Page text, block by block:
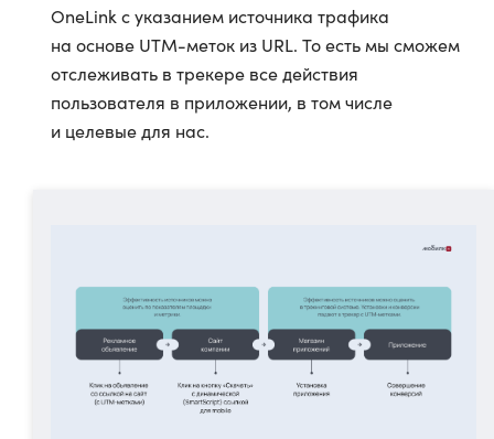
OneLink с указанием источника трафика
на основе UTM-меток из URL. То есть мы сможем
отслеживать в трекере все действия
пользователя в приложении, в том числе
и целевые для нас.